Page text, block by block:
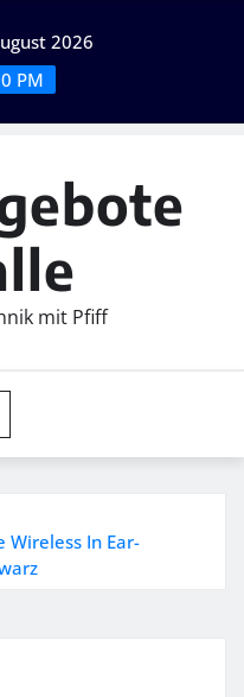
2026
PM
mit Pfiff
Wireless In Ear-